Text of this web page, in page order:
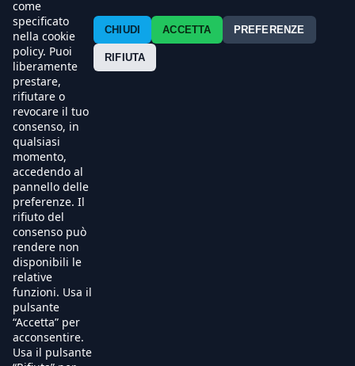
Contatti
come
specificato
nella cookie
policy. Puoi
liberamente
prestare,
rifiutare o
revocare il tuo
consenso, in
qualsiasi
momento,
accedendo al
pannello delle
preferenze. Il
rifiuto del
consenso può
rendere non
disponibili le
relative
funzioni. Usa il
pulsante
“Accetta” per
acconsentire.
Usa il pulsante
CHIUDI ACCETTA PREFERENZE
RIFIUTA